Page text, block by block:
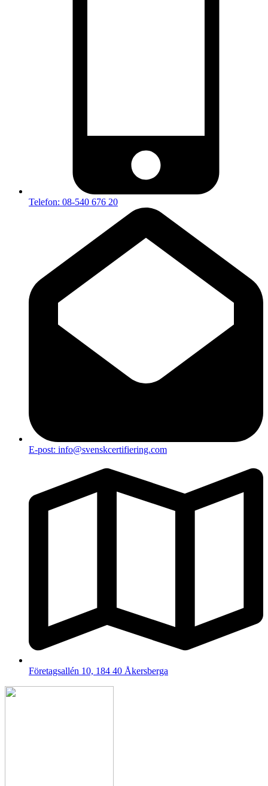
Telefon: 08-540 676 20
E-post: info@svenskcertifiering.com
Företagsallén 10, 184 40 Åkersberga